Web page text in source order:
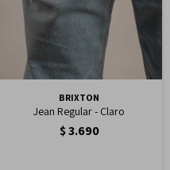
BRIXTON
Jean Regular - Claro
$3.690